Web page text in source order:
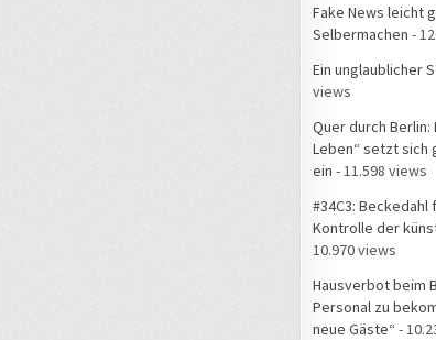
Fake News leicht
Selbermachen -
Ein unglaublicher
views
Quer durch Berlin:
Leben“ setzt sich
ein - 11.598 views
#34C3:
Kontrolle der
10.970 views
Hausverbot beim
Personal zu
neue Gäste“ -